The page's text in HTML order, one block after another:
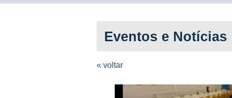
Eventos e Notícias |
« voltar